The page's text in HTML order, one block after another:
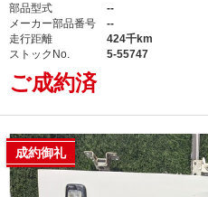
部品型式
--
メーカー部品番号
--
走行距離
424千km
ストックNo.
5-55747
ご成約済
成約御礼